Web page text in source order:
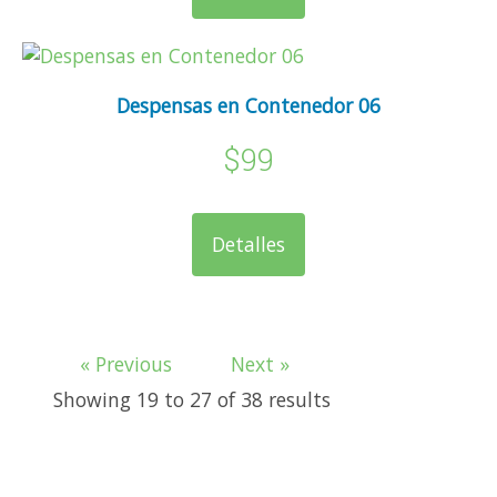
Despensas en Contenedor 06
$99
Detalles
« Previous
Next »
Showing 19 to 27 of 38 results